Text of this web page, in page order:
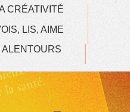
CRÉATIVITÉ
LIS, AIME